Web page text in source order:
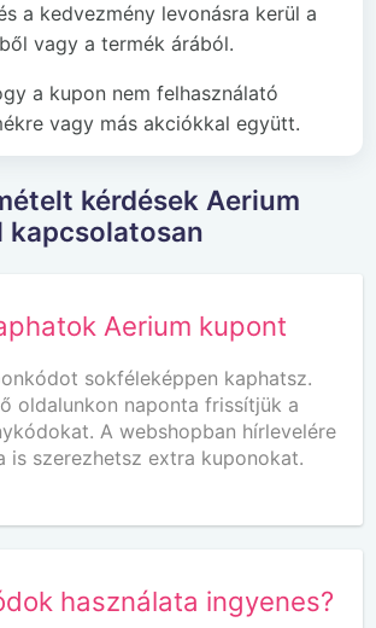
a kedvezmény levonásra kerül a
vagy a termék árából.
a kupon nem felhasználató
vagy más akciókkal együtt.
kérdések Aerium
kapcsolatosan
Aerium kupont
sokféleképpen kaphatsz.
oldalunkon naponta frissítjük a
A webshopban hírlevelére
is szerezhetsz extra kuponokat.
használata ingyenes?